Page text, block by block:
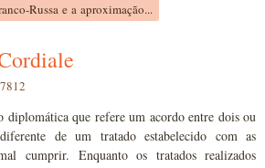
Russa e a aproximação...
diplomática que refere um acordo entre dois ou
de um tratado estabelecido com as
cumprir. Enquanto os tratados realizados